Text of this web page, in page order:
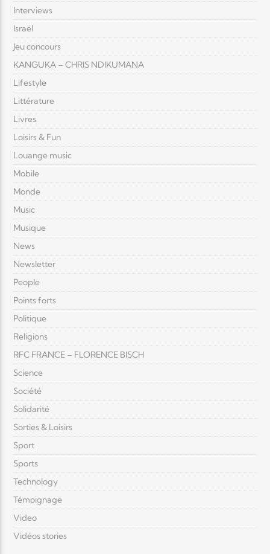
Interviews
Israël
Jeu concours
KANGUKA – CHRIS NDIKUMANA
Lifestyle
Littérature
Livres
Loisirs & Fun
Louange music
Mobile
Monde
Music
Musique
News
Newsletter
People
Points forts
Politique
Religions
RFC FRANCE – FLORENCE BISCH
Science
Société
Solidarité
Sorties & Loisirs
Sport
Sports
Technology
Témoignage
Video
Vidéos stories